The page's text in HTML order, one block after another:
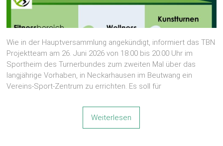
Wie in der Hauptversammlung angekündigt, informiert das TBN
Projektteam am 26. Juni 2026 von 18:00 bis 20:00 Uhr im
Sportheim des Turnerbundes zum zweiten Mal über das
langjährige Vorhaben, in Neckarhausen im Beutwang ein
Vereins-Sport-Zentrum zu errichten. Es soll für
Weiterlesen